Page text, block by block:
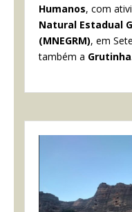
Humanos, com
Natural Estadual
(MNEGRM), em
também a Grutinha